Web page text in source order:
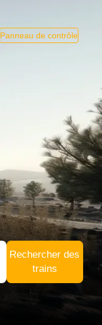
Panneau de contrôle
Rechercher des
trains